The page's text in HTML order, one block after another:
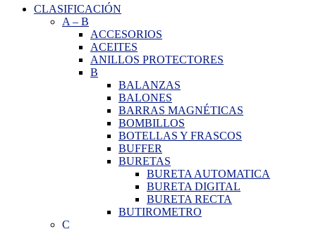
CLASIFICACIÓN
A– B
ACCESORIOS
ACEITES
ANILLOS PROTECTORES
B
BALANZAS
BALONES
BARRAS MAGNÉTICAS
BOMBILLOS
BOTELLAS Y FRASCOS
BUFFER
BURETAS
BURETA AUTOMATICA
BURETA DIGITAL
BURETA RECTA
BUTIROMETRO
C